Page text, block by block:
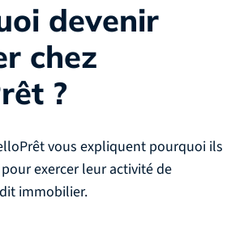
devenir
chez
?
vous expliquent pourquoi ils
exercer leur activité de
immobilier.